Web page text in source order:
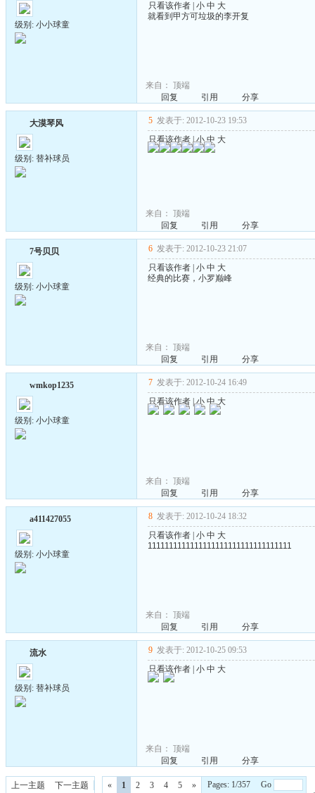
级别: 小小球童
只看该作者 小 中 大
就看到甲方可垃圾的李开复
来自： 顶端
回复
引用 分享
大漠琴风
级别: 替补球员
5 发表于: 2012-10-23 19:53
只看该作者 |小 中 大
来自： 顶端
回复
引用 分享
7号贝贝
级别: 小小球童
6 发表于: 2012-10-23 21:07
只看该作者 小 中 大
经典的比赛，小罗巅峰
来自： 顶端
回复
引用 分享
wmkop1235
级别: 小小球童
7 发表于: 2012-10-24 16:49
只看该作者 |小 中 大
来自： 顶端
回复
引用 分享
a411427055
级别: 小小球童
8 发表于: 2012-10-24 18:32
只看该作者 小 中 大
1111111111111111111111111111111111
来自： 顶端
回复
引用 分享
流水
级别: 替补球员
9 发表于: 2012-10-25 09:53
只看该作者 小 中 大
来自： 顶端
回复
引用 分享
上一主题 下一主题 « 1 2 3 4 5 » Pages: 1/357 Go